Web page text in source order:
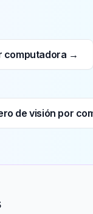
computadora →
de visión por